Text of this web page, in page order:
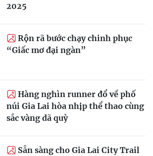
2025
Rộn rã bước chạy chinh phục
“Giấc mơ đại ngàn”
Hàng nghìn runner đổ về phố
núi Gia Lai hòa nhịp thể thao cùng
sắc vàng dã quỳ
Sẵn sàng cho Gia Lai City Trail